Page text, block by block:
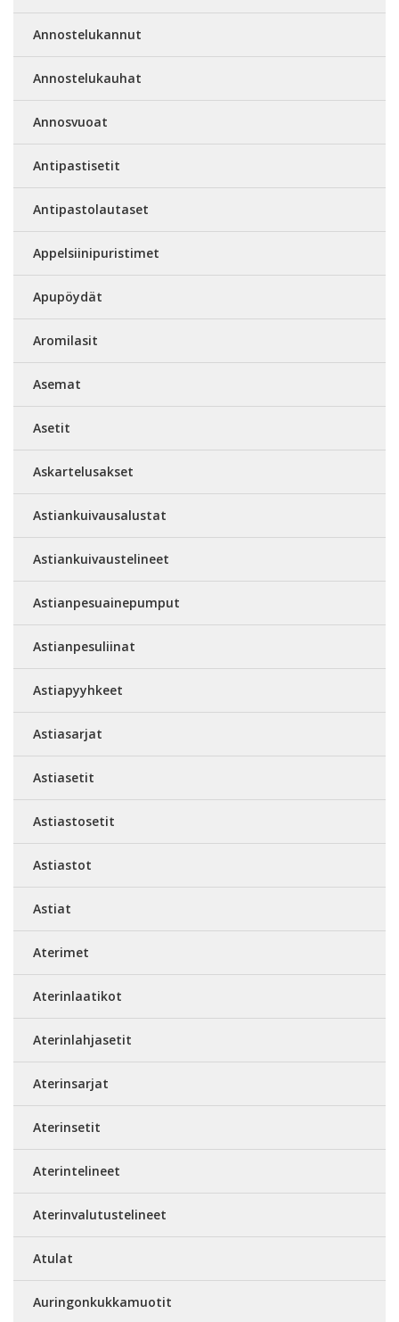
Annostelukannut
Annostelukauhat
Annosvuoat
Antipastisetit
Antipastolautaset
Appelsiinipuristimet
Apupöydät
Aromilasit
Asemat
Asetit
Askartelusakset
Astiankuivausalustat
Astiankuivaustelineet
Astianpesuainepumput
Astianpesuliinat
Astiapyyhkeet
Astiasarjat
Astiasetit
Astiastosetit
Astiastot
Astiat
Aterimet
Aterinlaatikot
Aterinlahjasetit
Aterinsarjat
Aterinsetit
Aterintelineet
Aterinvalutustelineet
Atulat
Auringonkukkamuotit